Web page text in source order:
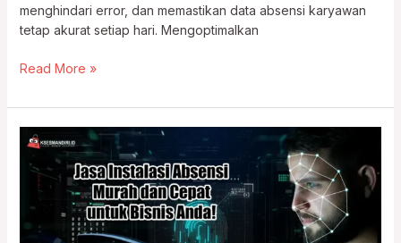
menghindari error, dan memastikan data absensi karyawan
tetap akurat setiap hari. Mengoptimalkan
Read More »
Jasa
Instalasi
Absensi
Murah
dan
Cepat